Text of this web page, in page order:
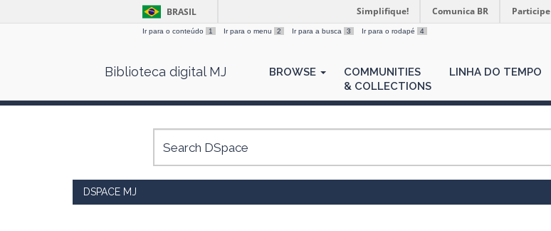
BRASIL Simplifique! Comunica BR Participe
Ir para o conteúdo 1 Ir para o menu 2 Ir para a busca 3 Ir para o rodapé 4
Biblioteca digital MJ BROWSE
COMMUNITIES
& COLLECTIONS
LINHA DO TEMPO
DSPACE MJ